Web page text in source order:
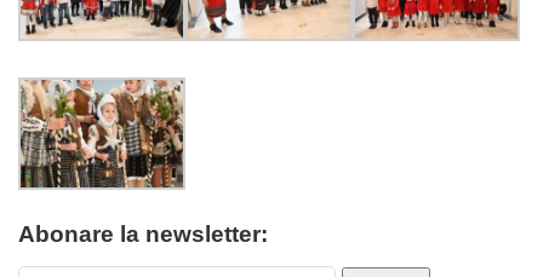
Abonare la newsletter: